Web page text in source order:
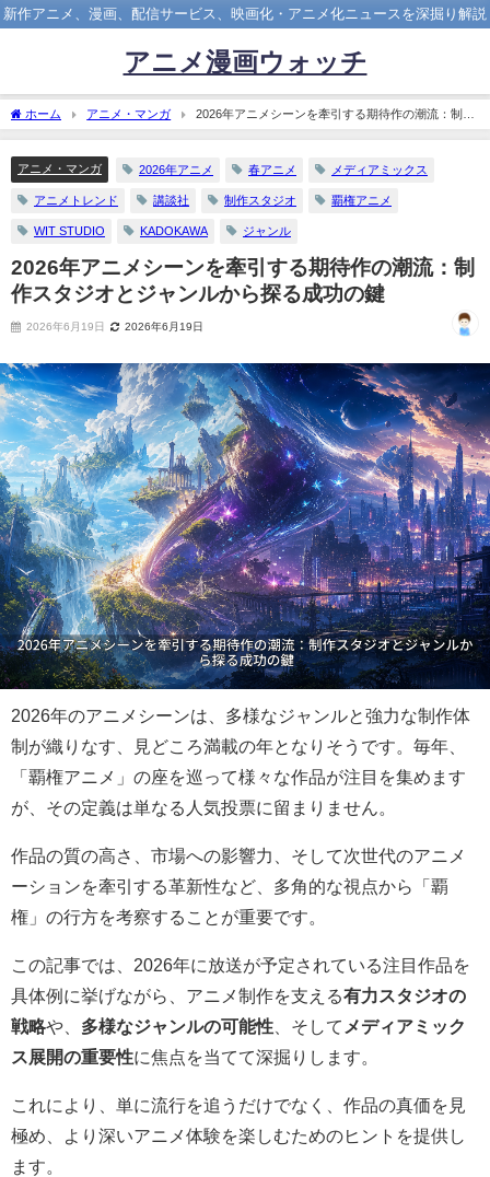
新作アニメ、漫画、配信サービス、映画化・アニメ化ニュースを深掘り解説
アニメ漫画ウォッチ
ホーム アニメ・マンガ
2026年アニメシーンを牽引する期待作の潮流：制作
スタジオとジャンルから探る成功の鍵
アニメ・マンガ 2026年アニメ 春アニメ メディアミックス
アニメトレンド 講談社 制作スタジオ 覇権アニメ
WIT STUDIO KADOKAWA ジャンル
2026年アニメシーンを牽引する期待作の潮流：制
作スタジオとジャンルから探る成功の鍵
2026年6月19日 2026年6月19日
2026年のアニメシーンは、多様なジャンルと強力な制作体
制が織りなす、見どころ満載の年となりそうです。毎年、
「覇権アニメ」の座を巡って様々な作品が注目を集めます
が、その定義は単なる人気投票に留まりません。
作品の質の高さ、市場への影響力、そして次世代のアニメ
ーションを牽引する革新性など、多角的な視点から「覇
権」の行方を考察することが重要です。
この記事では、2026年に放送が予定されている注目作品を
具体例に挙げながら、アニメ制作を支える有力スタジオの
戦略や、 多様なジャンルの可能性 、そして メディアミック
ス展開の重要性に焦点を当てて深掘りします。
これにより、単に流行を追うだけでなく、作品の真価を見
極め、より深いアニメ体験を楽しむためのヒントを提供し
ます。